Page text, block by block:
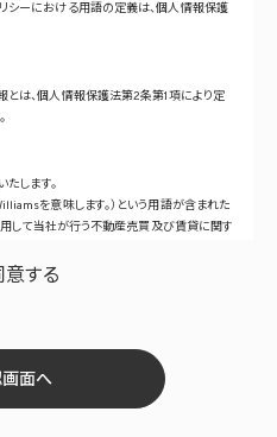
シーにおける用語の定義は、個人情報保護
とは、個人情報保護法第2条第1項により定
します。
を意味します。）という用語が含まれた
用して当社が行う不動産売買及び賃貸に関す
イセンスを行う対象となる事業者（サブラ
等（以下「規約等」といいます。）に違反す
意する
面へ